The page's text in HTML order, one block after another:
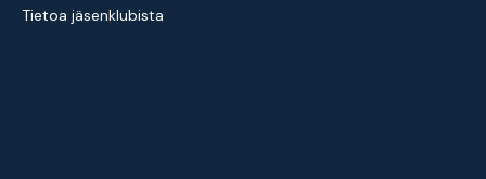
Tietoa jäsenklubista